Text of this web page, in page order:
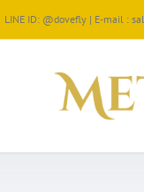
LINE ID: @dovefly | E-mail :